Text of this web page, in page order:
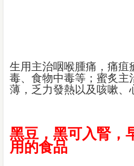
生用主治咽喉腫痛，痛疽
毒、食物中毒等；蜜炙主
薄，乏力發熱以及咳嗽、
黑豆，黑可入腎，
用的食品